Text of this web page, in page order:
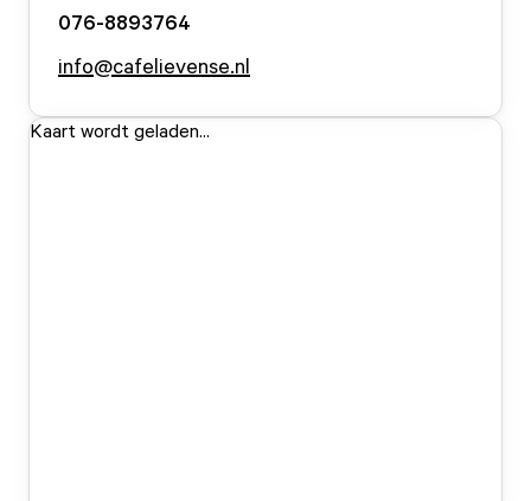
076-8893764
info@cafelievense.nl
Kaart wordt geladen...